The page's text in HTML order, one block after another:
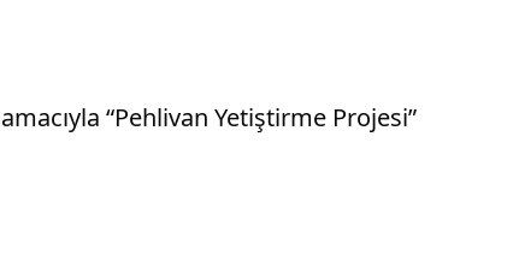
“Pehlivan Yetiştirme Projesi”